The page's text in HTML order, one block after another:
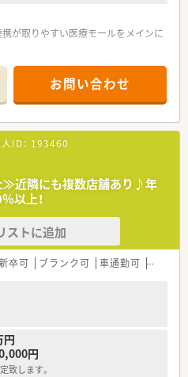
が取りやすい医療モールをメインに
す
自身のお店を持ちたいとお考えの方
お問い合わせ
ID： 193460
≫近隣にも複数店舗あり♪年
以上！
ストに追加
卒可 ブランク可 車通勤可 高給与
円
円
致します。